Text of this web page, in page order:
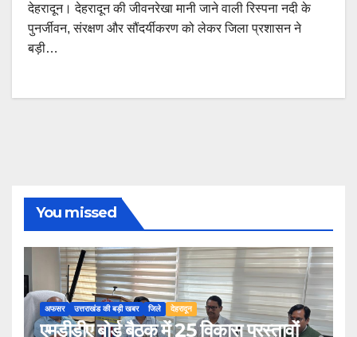
देहरादून। देहरादून की जीवनरेखा मानी जाने वाली रिस्पना नदी के
पुनर्जीवन, संरक्षण और सौंदर्यीकरण को लेकर जिला प्रशासन ने
बड़ी…
You missed
अफसर उत्तराखंड की बड़ी खबर जिले देहरादून
एमडीडीए बोर्ड बैठक में 25 विकास प्रस्तावों